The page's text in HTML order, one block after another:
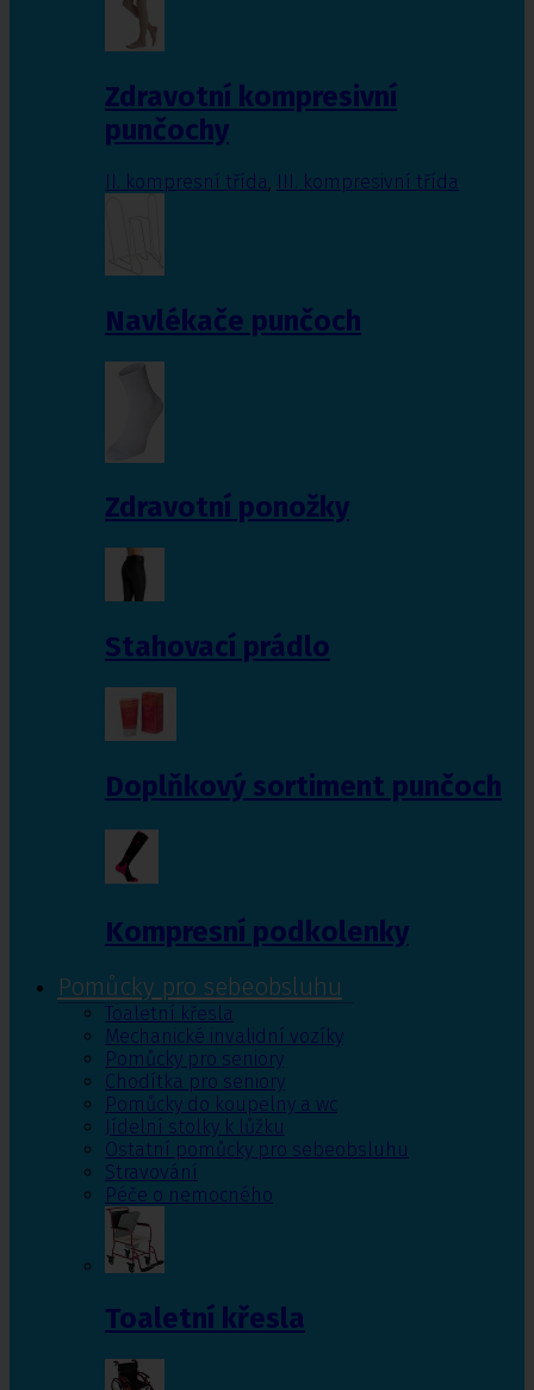
Zdravotní kompresivní
punčochy
II. kompresní třída III. kompresivní třída
Navlékače punčoch
Zdravotní ponožky
Stahovací prádlo
Doplňkový sortiment punčoch
Kompresní podkolenky
Pomůcky pro sebeobsluhu
Toaletní křesla
Mechanické invalidní vozíky
Pomůcky pro seniory
Chodítka pro seniory
Pomůcky do koupelny a wc
Jídelní stolky k lůžku
Ostatní pomůcky pro sebeobsluhu
Stravování
Péče o nemocného
Toaletní křesla